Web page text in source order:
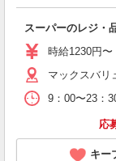
スーパーのレジ・
時給1230円
マックスバリ
9：00〜23：
応
キー